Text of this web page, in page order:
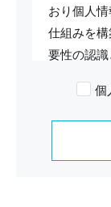
おり個人
仕組みを
要性の認識
当社は、
状態に保
個